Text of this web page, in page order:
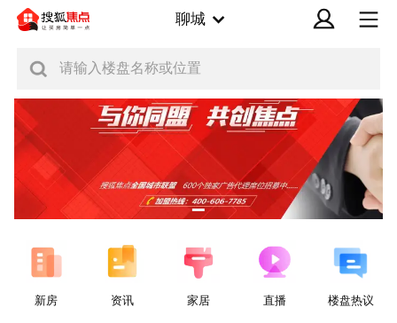
聊城
请输入楼盘名称或位置
新房 资讯 家居 直播 楼盘热议